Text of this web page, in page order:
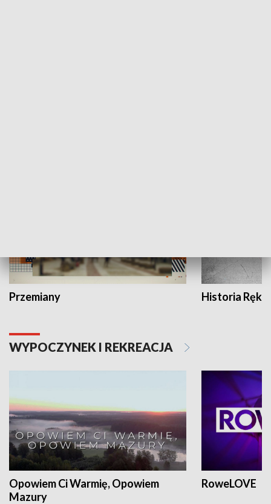
Przemiany Historia Ręką
WYPOCZYNEK I REKREACJA
Opowiem Ci Warmię, Opowiem
Mazury
RoweLOVE